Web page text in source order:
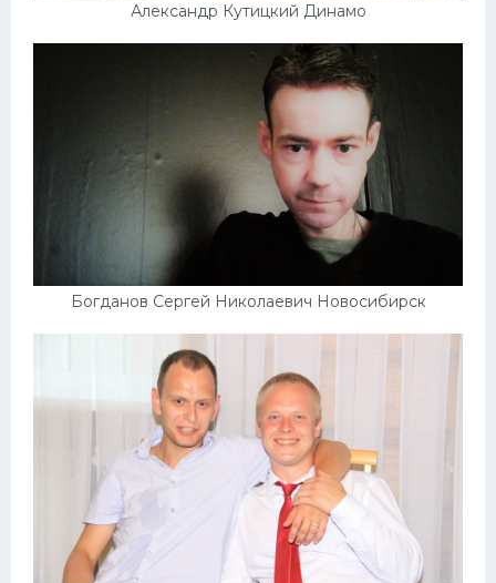
Александр Кутицкий Динамо
Богданов Сергей Николаевич Новосибирск